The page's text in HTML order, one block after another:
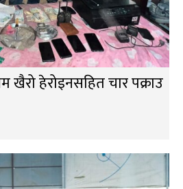
खैरो हेरोइनसहित चार पक्राउ